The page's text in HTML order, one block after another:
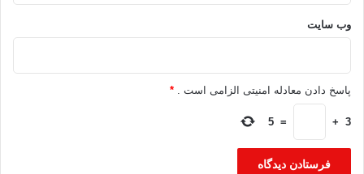
منبع : العالم
وب‌ سایت
پاسخ دادن معادله امنیتی الزامی است . *
3
+
=
5